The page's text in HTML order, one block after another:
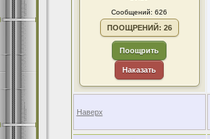
Сообщений: 626
ПООЩРЕНИЙ: 26
Поощрить
Наказать
Наверх